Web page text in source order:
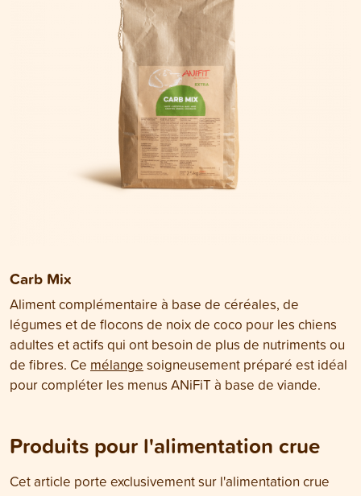
Carb Mix
Aliment complémentaire à base de céréales, de
légumes et de flocons de noix de coco pour les chiens
adultes et actifs qui ont besoin de plus de nutriments ou
de fibres. Ce mélange soigneusement préparé est idéal
pour compléter les menus ANiFiT à base de viande.
Produits pour l'alimentation crue
Cet article porte exclusivement sur l'alimentation crue